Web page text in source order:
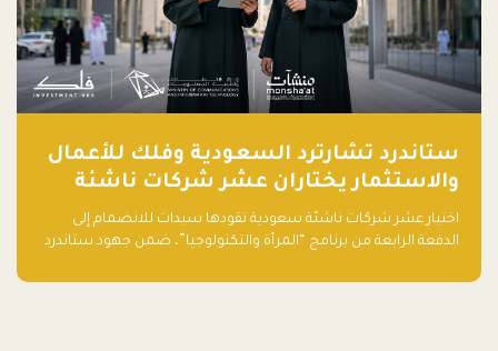
ستاندرد تشارترد السعودية وفلك للأعمال
والاستثمار يختاران عشر شركات ناشئة
تقودها سيدات للدفعة الرابعة من برنامج
"المرأة والتكنولوجيا"
اختيار عشر شركات ناشئة سعودية تقودها سيدات للانضمام إلى
الدفعة الرابعة من برنامج “المرأة والتكنولوجيا”، ضمن جهود ستاندرد
وتعزيز منظومة الشركات الناشئة في المملكة.